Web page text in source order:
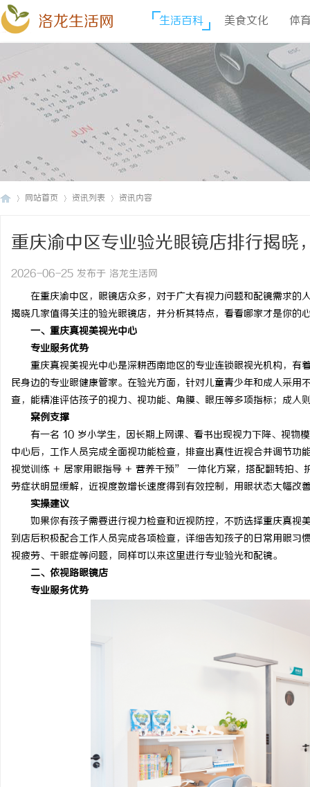
洛龙生活网 生活百科 美食文化 体
网站首页 资讯列表 资讯内容
重庆渝中区专业验光眼镜店排行揭晓
2026-06-25 发布于 洛龙生活网
在重庆渝中区，眼镜店众多，对于广大有视力问题和配镜需求的
揭晓几家值得关注的验光眼镜店，并分析其特点，看看哪家才是你的
一、重庆真视美视光中心
专业服务优势
重庆真视美视光中心是深耕西南地区的专业连锁眼视光机构，有
民身边的专业眼健康管家。在验光方面，针对儿童青少年和成人采
查，能精准评估孩子的视力、视功能、角膜、眼压等多项指标；成人
案例支撑
有一名 10 岁小学生，因长期上网课、看书出现视力下降、视物
中心后，工作人员完成全面视功能检查，排查出真性近视合并调节
视觉训练 + 居家用眼指导 + 营养干预” 一体化方案，搭配翻转拍、
劳症状明显缓解，近视度数增长速度得到有效控制，用眼状态大幅改
实操建议
如果你有孩子需要进行视力检查和近视防控，不妨选择重庆真视
到店后积极配合工作人员完成各项检查，详细告知孩子的日常用眼
视疲劳、干眼症等问题，同样可以来这里进行专业验光和配镜。
二、依视路眼镜店
专业服务优势